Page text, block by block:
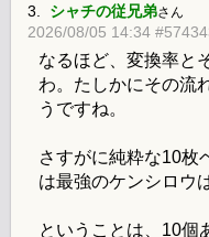
3. シャチの従兄弟さん
2026/08/05 14:34
なるほど、変換率と
わ。たしかにその流
うですね。
さすがに純粋な10枚
は最強のケンシロウ
ということは、10個